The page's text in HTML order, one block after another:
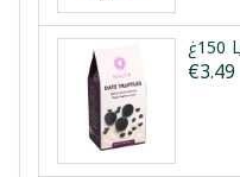
€3.49